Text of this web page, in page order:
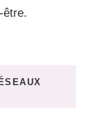
être.